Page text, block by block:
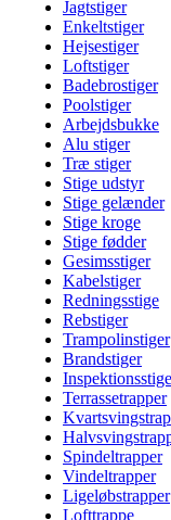
Jagtstiger
Enkeltstiger
Hejsestiger
Loftstiger
Badebrostiger
Poolstiger
Arbejdsbukke
Alu stiger
Træ stiger
Stige udstyr
Stige gelænder
Stige kroge
Stige fødder
Gesimsstiger
Kabelstiger
Redningsstige
Rebstiger
Trampolinstiger
Brandstiger
Terrassetrapper
Spindeltrapper
Vindeltrapper
Ligeløbstrapper
Lofttrappe